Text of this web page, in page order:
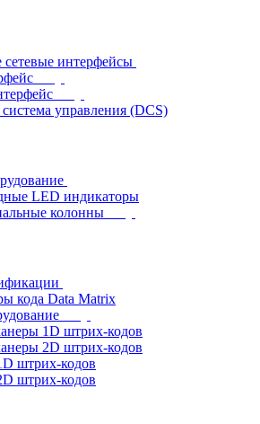
интерфейсы
управления (DCS)
LED индикаторы
колонны
кода Data Matrix
1D штрих-кодов
2D штрих-кодов
штрих-кодов
штрих-кодов